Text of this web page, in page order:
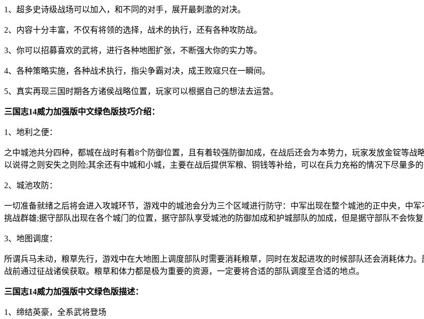
1、超多史诗级战场可以加入，和不同的对手，展开最刺激的对决。
2、内容十分丰富，不仅有将领的选择，战术的执行，还有各种攻防战。
3、你可以招募喜欢的武将，进行各种地图扩张，不断强大你的实力等。
4、各种策略实施，各种战术执行，指尖争霸对决，成王败寇只在一瞬间。
5、真实再现三国时期各方诸侯战略位置，玩家可以根据自己的想法去运营。
三国志14威力加强版中文绿色版技巧介绍：
1、地利之便：
之中城池共分四种，都城在战时有着8个防御位置，且有着较强防御加成，在战后还会为本势力，玩家发放金锭等
以说得之则安失之则险;其余还有中城和小城，主要在战后提供军粮、铜钱等补给，可以在兵力充裕的情况下尽量多
2、城池攻防：
一切准备就绪之后将会进入攻城环节，游戏中的城池会分为三个区域进行防守：中军出现在整个城池的正中央，中
挑战群雄;据守部队出现在各个城门的位置，据守部队享受城池的防御加成和护城部队的加成，但是据守部队不会恢
3、地图调度：
所谓兵马未动，粮草先行，游戏中在大地图上调度部队时需要消耗粮草，同时在发起进攻的时候部队还会消耗体力
战前通过征战诸侯获取。粮草和体力都是极为重要的资源，一定要将合适的部队调度至合适的地点。
三国志14威力加强版中文绿色版描述：
1、缔结英豪，全系武将登场